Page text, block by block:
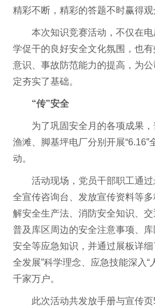
精彩不断，精彩的答题不时赢得观
本次知识竞赛活动，不仅在
学促干的良好安全文化氛围，也
意识、事故防范能力的提高，为
定夯实了基础。
“传”安全
为了巩固安全月的各项成果
渔滩、脚基坪电厂分别开展“6.16”
动。
活动现场，党员干部职工通
全宣传咨询台、发放宣传资料等
解安全生产法、消防安全知识、交
普及库区周边的安全注意事项、
安全等应急知识，并通过展板详
全发展”科学理念、应急技能深入“
千家万户。
此次活动共发放手册与宣传